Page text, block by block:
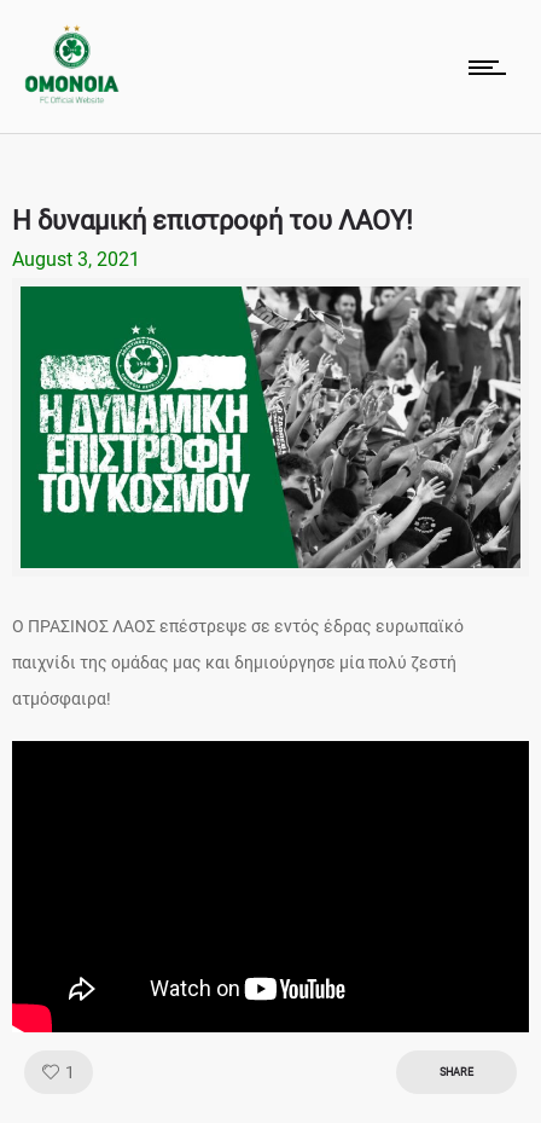
Η δυναμική επιστροφή του ΛΑΟΥ!
August 3, 2021
Ο ΠΡΑΣΙΝΟΣ ΛΑΟΣ επέστρεψε σε εντός έδρας ευρωπαϊκό
παιχνίδι της ομάδας μας και δημιούργησε μία πολύ ζεστή
ατμόσφαιρα!
1 SHARE